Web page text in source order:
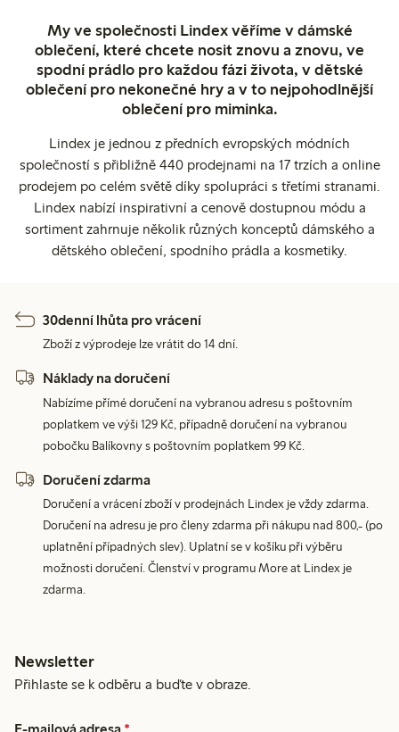
My ve společnosti Lindex věříme v dámské
oblečení, které chcete nosit znovu a znovu, ve
spodní prádlo pro každou fázi života, v dětské
oblečení pro nekonečné hry a v to nejpohodlnější
oblečení pro miminka.
Lindex je jednou z předních evropských módních
společností s přibližně 440 prodejnami na 17 trzích a online
prodejem po celém světě díky spolupráci s třetími stranami.
Lindex nabízí inspirativní a cenově dostupnou módu a
sortiment zahrnuje několik různých konceptů dámského a
dětského oblečení, spodního prádla a kosmetiky.
30denní lhůta pro vrácení
Zboží z výprodeje lze vrátit do 14 dní.
Náklady na doručení
Nabízíme přímé doručení na vybranou adresu s poštovním
poplatkem ve výši 129 Kč, případně doručení na vybranou
pobočku Balíkovny s poštovním poplatkem 99 Kč.
Doručení zdarma
Doručení a vrácení zboží v prodejnách Lindex je vždy zdarma.
Doručení na adresu je pro členy zdarma při nákupu nad 800,- (po
uplatnění případných slev). Uplatní se v košíku při výběru
možnosti doručení. Členství v programu More at Lindex je
zdarma.
Newsletter
Přihlaste se k odběru a buďte v obraze.